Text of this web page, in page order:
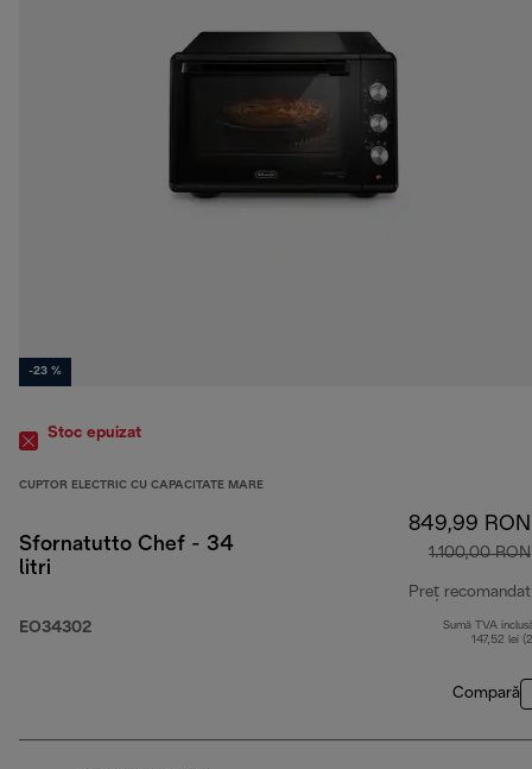
-23 %
Stoc epuizat
CUPTOR ELECTRIC CU CAPACITATE MARE
Sfornatutto Chef - 34
litri
EO34302
849,99 RON
1.100,00 RON
Preț recomandat
Sumă TVA
147,52 lei
Compară